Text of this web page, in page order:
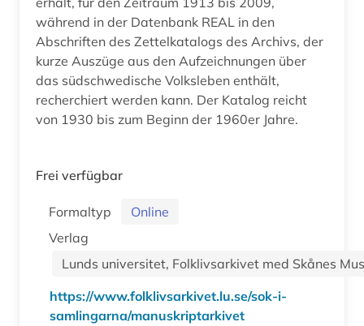
während in der Datenbank REAL in den
Abschriften des Zettelkatalogs des Archivs, der
kurze Auszüge aus den Aufzeichnungen über
das südschwedische Volksleben enthält,
recherchiert werden kann. Der Katalog reicht
von 1930 bis zum Beginn der 1960er Jahre.
Frei verfügbar
Formaltyp
Online
Verlag
Lunds universitet, Folklivsarkivet med Skånes
https://www.folklivsarkivet.lu.se/sok-i-
samlingarna/manuskriptarkivet